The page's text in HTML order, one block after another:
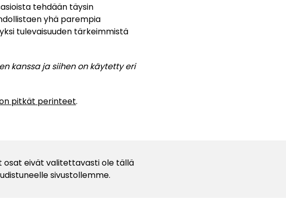
tehdään täysin
yhä parempia
tulevaisuuden tärkeimmistä
kanssa ja siihen on käytetty eri
pitkät perinteet.
osat eivät valitettavasti ole tällä
sivustollemme.